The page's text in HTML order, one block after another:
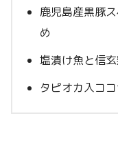
鹿児島産黒豚
め
塩漬け魚と信
タピオカ入コ